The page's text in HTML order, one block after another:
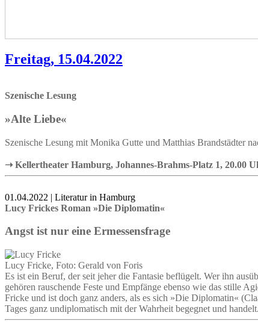
Freitag, 15.04.2022
Szenische Lesung
»Alte Liebe«
Szenische Lesung mit Monika Gutte und Matthias Brandstädter
➝ Kellertheater Hamburg, Johannes-Brahms-Platz 1, 20.00
01.04.2022 | Literatur in Hamburg
Lucy Frickes Roman »Die Diplomatin«
Angst ist nur eine Ermessensfrage
Lucy Fricke, Foto: Gerald von Foris
Es ist ein Beruf, der seit jeher die Fantasie beflügelt. Wer ihn
gehören rauschende Feste und Empfänge ebenso wie das stille
Fricke und ist doch ganz anders, als es sich »Die Diplomatin«
Tages ganz undiplomatisch mit der Wahrheit begegnet und handelt.